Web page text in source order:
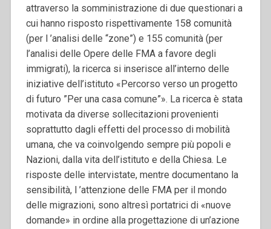
attraverso la somministrazione di due questionari a
cui hanno risposto rispettivamente 158 comunità
(per l ’analisi delle “zone”) e 155 comunità (per
l’analisi delle Opere delle FMA a favore degli
immigrati), la ricerca si inserisce all’interno delle
iniziative dell’istituto «Percorso verso un progetto
di futuro ”Per una casa comune”». La ricerca è stata
motivata da diverse sollecitazioni provenienti
soprattutto dagli effetti del processo di mobilità
umana, che va coinvolgendo sempre più popoli e
Nazioni, dalla vita dell’istituto e della Chiesa. Le
risposte delle intervistate, mentre documentano la
sensibilità, l ’attenzione delle FMA per il mondo
delle migrazioni, sono altresì portatrici di «nuove
domande» in ordine alla progettazione di un’azione